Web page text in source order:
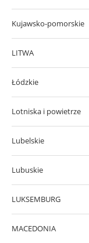
Kujawsko-pomorskie
LITWA
Łódzkie
Lotniska i powietrze
Lubelskie
Lubuskie
LUKSEMBURG
MACEDONIA